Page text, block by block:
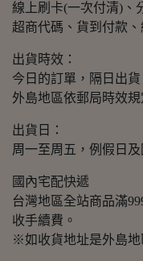
線上刷卡(一次付清)、
超商代碼、貨到付款
出貨時效：
今日的訂單，隔日出
外島地區依郵局時效
出貨日：
周一至周五，例假日
國內宅配快遞
台灣地區全站商品滿
收手續費。
※如收貨地址是外島地